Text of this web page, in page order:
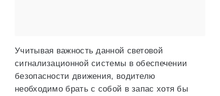
Учитывая важность данной световой
сигнализационной системы в обеспечении
безопасности движения, водителю
необходимо брать с собой в запас хотя бы